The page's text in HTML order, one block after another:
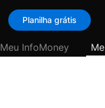
Planilha grátis
Meu InfoMoney